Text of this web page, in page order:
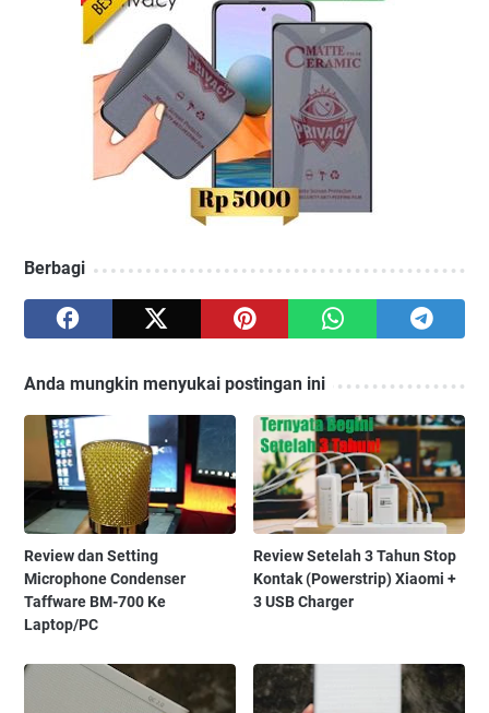
Berbagi
Anda mungkin menyukai postingan ini
Review dan Setting
Microphone Condenser
Taffware BM-700 Ke
Laptop/PC
Review Setelah 3 Tahun Stop
Kontak (Powerstrip) Xiaomi +
3 USB Charger